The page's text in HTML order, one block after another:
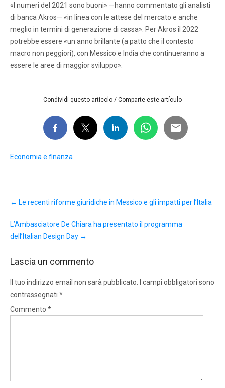
«I numeri del 2021 sono buoni» —hanno commentato gli analisti
di banca Akros— «in linea con le attese del mercato e anche
meglio in termini di generazione di cassa». Per Akros il 2022
potrebbe essere «un anno brillante (a patto che il contesto
macro non peggiori), con Messico e India che continueranno a
essere le aree di maggior sviluppo».
Condividi questo articolo / Comparte este artículo
Economia e finanza
navigation
← Le recenti riforme giuridiche in Messico e gli impatti per l’Italia
L’Ambasciatore De Chiara ha presentato il programma
dell’Italian Design Day →
Lascia un commento
Il tuo indirizzo email non sarà pubblicato.
I campi obbligatori sono
contrassegnati *
Commento *